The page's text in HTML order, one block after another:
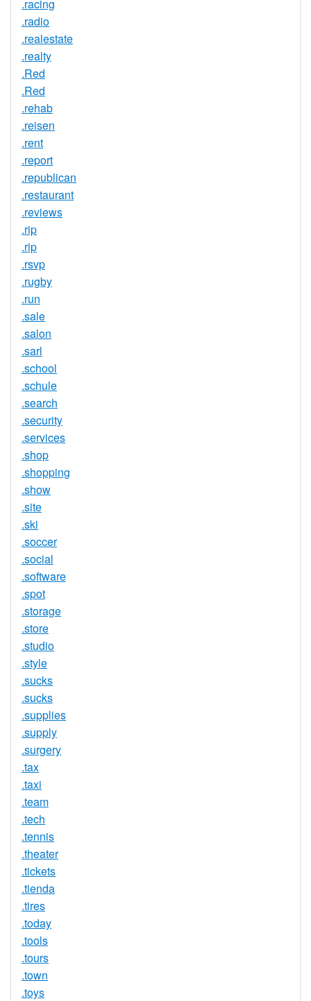
.racing
.radio
.realestate
.realty
.Red
.Red
.rehab
.reisen
.rent
.report
.republican
.restaurant
.reviews
.rip
.rip
.rsvp
.rugby
.run
.sale
.salon
.sarl
.school
.schule
.search
.security
.services
.shop
.shopping
.show
.site
.ski
.soccer
.social
.software
.spot
.storage
.store
.studio
.style
.sucks
.sucks
.supplies
.supply
.surgery
.tax
.taxi
.team
.tech
.tennis
.theater
.tickets
.tienda
.tires
.today
.tools
.tours
.town
.toys